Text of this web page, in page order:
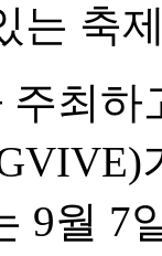
는 축
주최하
9월 7